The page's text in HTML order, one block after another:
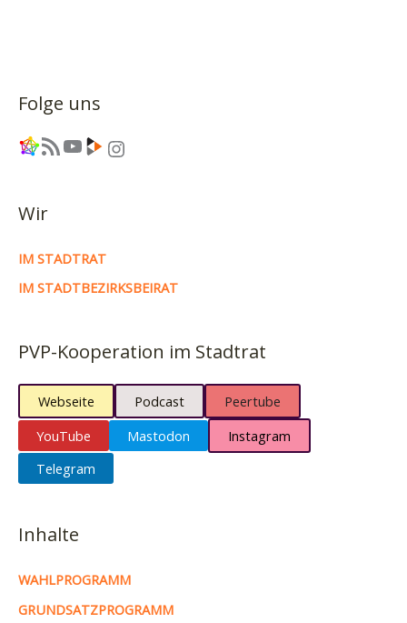
Folge uns
Link RSS-Feed YouTube Link Instagram
Wir
IM STADTRAT
IM STADTBEZIRKSBEIRAT
PVP-Kooperation im Stadtrat
Webseite Podcast
Peertube
YouTube
Mastodon
Instagram
Telegram
Inhalte
WAHLPROGRAMM
GRUNDSATZPROGRAMM